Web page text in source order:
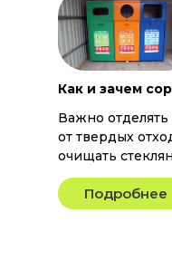
Как и зачем
Важно
от твердых
очищать
Подробнее